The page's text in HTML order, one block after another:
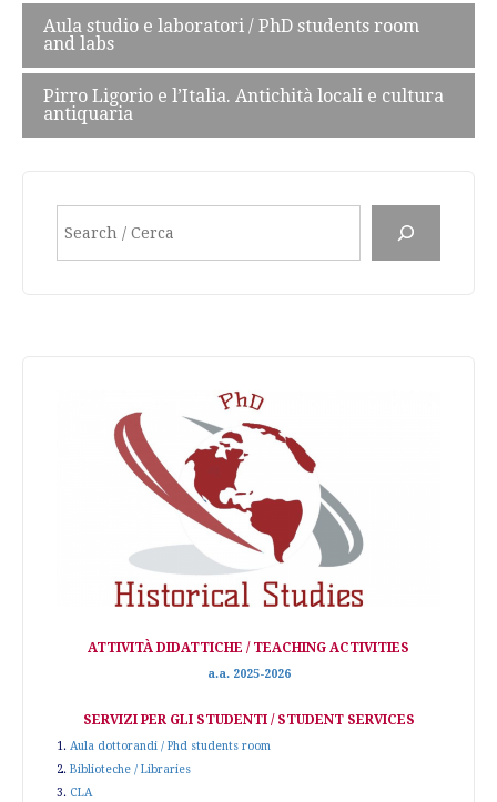
Post
navigation
Aula studio e laboratori / PhD students room
and labs
Pirro Ligorio e l’Italia. Antichità locali e cultura
antiquaria
ATTIVITÀ DIDATTICHE / TEACHING ACTIVITIES
a.a. 2025-2026
SERVIZI PER GLI STUDENTI / STUDENT SERVICES
1. Aula dottorandi / Phd students room
2. Biblioteche / Libraries
3. CLA